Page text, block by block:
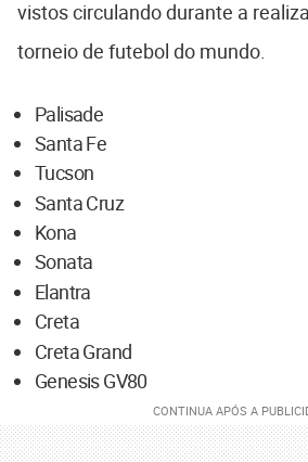
vistos circulando durante a
torneio de futebol do mundo.
Palisade
Santa Fe
Tucson
Santa Cruz
Kona
Sonata
Elantra
Creta
Creta Grand
Genesis GV80